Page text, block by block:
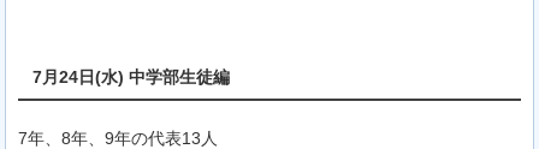
7月24日(水) 中学部生徒編
7年、8年、9年の代表13人